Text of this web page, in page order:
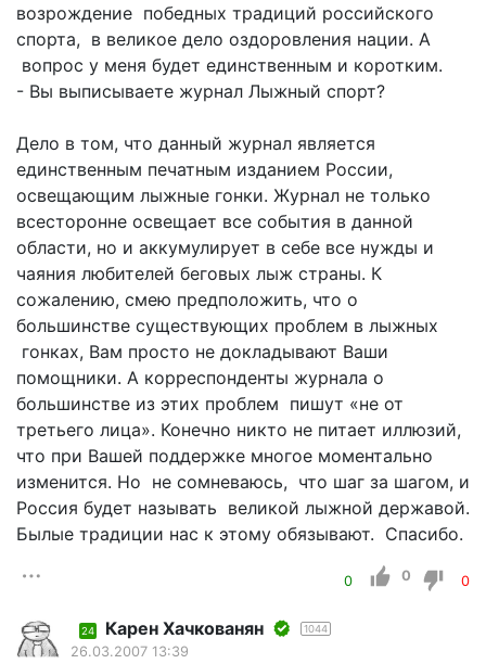
возрождение победных традиций российского
спорта, в великое дело оздоровления нации. А
вопрос у меня будет единственным и коротким.
- Вы выписываете журнал Лыжный спорт?
Дело в том, что данный журнал является
единственным печатным изданием России,
освещающим лыжные гонки. Журнал не только
всесторонне освещает все события в данной
области, но и аккумулирует в себе все нужды и
чаяния любителей беговых лыж страны. К
сожалению, смею предположить, что о
большинстве существующих проблем в лыжных
гонках, Вам просто не докладывают Ваши
помощники. А корреспонденты журнала о
большинстве из этих проблем пишут «не от
третьего лица». Конечно никто не питает иллюзий,
что при Вашей поддержке многое моментально
изменится. Но не сомневаюсь, что шаг за шагом, и
Россия будет называть великой лыжной державой.
Былые традиции нас к этому обязывают. Спасибо.
0 0 0
24 Карен Хачкованян 1044
26.03.2007 13:39